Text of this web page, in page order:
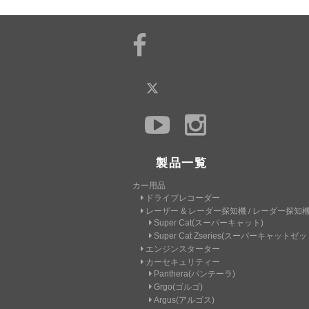
製品一覧
カー用品
ドライブレコーダー
レーザー & レーダー探知機 / レーダー探知機
Super Cat(スーパーキャット)
Super Cat Zseries(スーパーキャットゼッ
エンジンスターター
カーセキュリティー
Panthera(パンテーラ)
Grgo(ゴルゴ)
Argus(アルゴス)